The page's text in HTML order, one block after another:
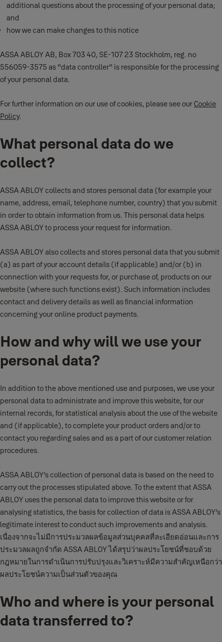
additional questions about the processing of your personal data;
and
how we can make changes to this notice
ASSA ABLOY AB, Box 703 40, SE-107 23 Stockholm, reg. no
556059-3575 as "data controller" is responsible for the processing
of your personal data.
For further information on our use of cookies, please see our Cookie
Policy.
What personal data do we
collect?
ASSA ABLOY collects and stores personal data (for example your
name, address, email, telephone number, country) that you submit
in order to obtain information from us. This personal data helps
ASSA ABLOY to process your request for information.
ASSA ABLOY also collects and stores personal data that you submit
(a) as part of your account details (if applicable) and/or (b) in
connection with your requests for, or purchase of, products on our
website (where such functions exist). Such information includes
contact and delivery details as well as financial information
concerning your online product payments.
How and why will we use your
personal data?
In addition to the above mentioned use and purposes, we use your
personal data to administrate and improve this website, for our
internal records, for statistical analysis about the use of the website
and (if applicable), to complete your product orders and/or to
contact you regarding sales and as a part of our customer relation
procedures.
ASSA ABLOY’s collection of personal data is based on the need to
carry out the processes stipulated above. To the extent that ASSA
ABLOY uses the personal data to improve this website or for
analysing statistics, the basis for collection of data is ASSA ABLOY’s
legitimate interest to conduct such improvements and analysis.
เนื่องจากจะไม่มีการประมวลผลข้อมูลส่วนบุคคลที่ละเอียดอ่อนและการ
ประมวลผลถูกจำกัด ASSA ABLOY ได้สรุปว่าผลประโยชน์ที่ชอบด้วย
กฎหมายในการดำเนินการปรับปรุงและวิเคราะห์มีความสำคัญเหนือกว่า
ผลประโยชน์ความเป็นส่วนตัวของคุณ
Who and where is your personal
data transferred to?